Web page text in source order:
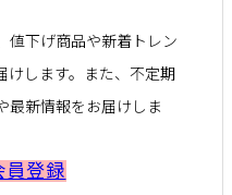
値下げ商品や新着トレン
けします。また、不定期
最新情報をお届けしま
員登録